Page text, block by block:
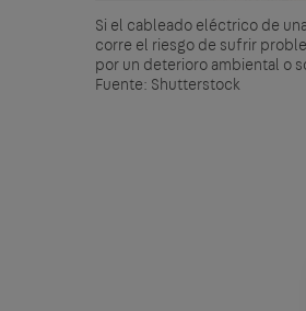
Si el cableado eléctrico de
corre el riesgo de sufrir
por un deterioro ambiental o
Fuente: Shutterstock